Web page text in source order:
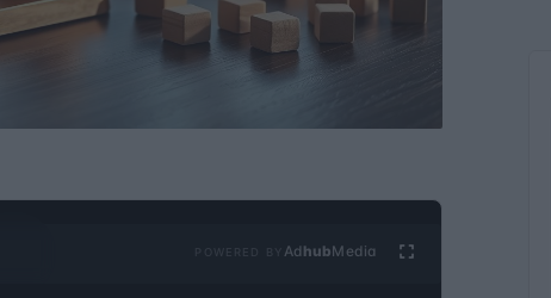
Ad hubMedia